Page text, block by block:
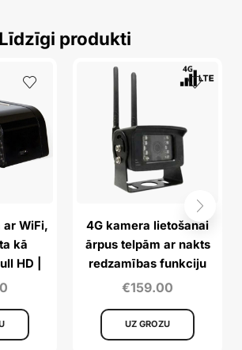
Līdzīgi produkti
ar WiFi,
kā
HD |
4G kamera lietošanai
ārpus telpām ar nakts
redzamības funkciju
€159.00
UZ GROZU